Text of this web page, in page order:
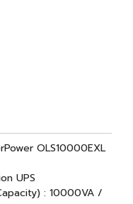
OLS10000EXL
UPS
: 10000VA /